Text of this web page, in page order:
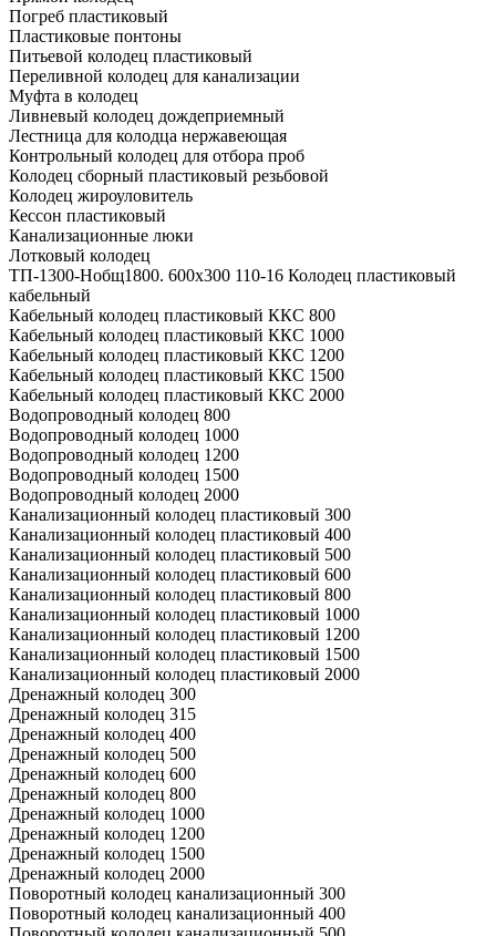
Погреб пластиковый
Пластиковые понтоны
Питьевой колодец пластиковый
Переливной колодец для канализации
Муфта в колодец
Ливневый колодец дождеприемный
Лестница для колодца нержавеющая
Контрольный колодец для отбора проб
Колодец сборный пластиковый резьбовой
Колодец жироуловитель
Кессон пластиковый
Канализационные люки
Лотковый колодец
ТП-1300-Hобщ1800. 600х300 110-16 Колодец пластиковый
кабельный
Кабельный колодец пластиковый ККС 800
Кабельный колодец пластиковый ККС 1000
Кабельный колодец пластиковый ККС 1200
Кабельный колодец пластиковый ККС 1500
Кабельный колодец пластиковый ККС 2000
Водопроводный колодец 800
Водопроводный колодец 1000
Водопроводный колодец 1200
Водопроводный колодец 1500
Водопроводный колодец 2000
Канализационный колодец пластиковый 300
Канализационный колодец пластиковый 400
Канализационный колодец пластиковый 500
Канализационный колодец пластиковый 600
Канализационный колодец пластиковый 800
Канализационный колодец пластиковый 1000
Канализационный колодец пластиковый 1200
Канализационный колодец пластиковый 1500
Канализационный колодец пластиковый 2000
Дренажный колодец 300
Дренажный колодец 315
Дренажный колодец 400
Дренажный колодец 500
Дренажный колодец 600
Дренажный колодец 800
Дренажный колодец 1000
Дренажный колодец 1200
Дренажный колодец 1500
Дренажный колодец 2000
Поворотный колодец канализационный 300
Поворотный колодец канализационный 400